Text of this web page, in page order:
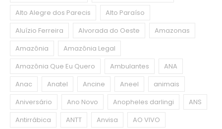
Alto Alegre dos Parecis
Alto Paraíso
Aluízio Ferreira
Alvorada do Oeste
Amazonas
Amazônia
Amazônia Legal
Amazônia Que Eu Quero
Ambulantes
ANA
Anac
Anatel Ancine Aneel
animais
Aniversário
Ano Novo Anopheles darlingi
ANS
Antirrábica
ANTT Anvisa
AO VIVO